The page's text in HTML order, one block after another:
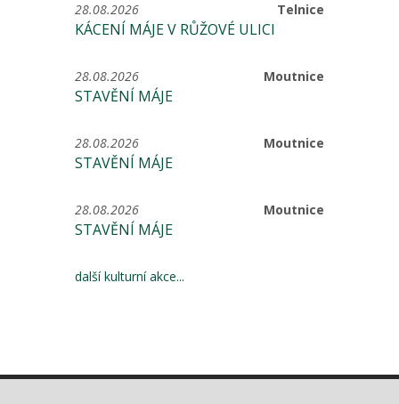
Telnice
28.08.2026
KÁCENÍ MÁJE V RŮŽOVÉ ULICI
Moutnice
28.08.2026
STAVĚNÍ MÁJE
Moutnice
28.08.2026
STAVĚNÍ MÁJE
Moutnice
28.08.2026
STAVĚNÍ MÁJE
další kulturní akce...